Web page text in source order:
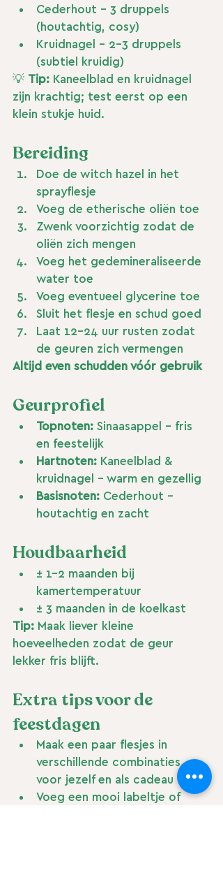
Cederhout – 3 druppels
(houtachtig, cosy)
Kruidnagel – 2–3 druppels
(subtiel kruidig)
💡 Tip: Kaneelblad en kruidnagel
zijn krachtig; test eerst op een
klein stukje huid.
Bereiding
Doe de witch hazel in het
sprayflesje
Voeg de etherische oliën toe
Zwenk voorzichtig zodat de
oliën zich mengen
Voeg het gedemineraliseerde
water toe
Voeg eventueel glycerine toe
Sluit het flesje en schud goed
Laat 12–24 uur rusten zodat
de geuren zich vermengen
Altijd even schudden vóór gebruik
Geurprofiel
Topnoten: Sinaasappel – fris
en feestelijk
Hartnoten: Kaneelblad &
kruidnagel – warm en gezellig
Basisnoten: Cederhout –
houtachtig en zacht
Houdbaarheid
± 1–2 maanden bij
kamertemperatuur
± 3 maanden in de koelkast
Tip: Maak liever kleine
hoeveelheden zodat de geur
lekker fris blijft.
Extra tips voor de
feestdagen
Maak een paar flesjes in
verschillende combinaties
voor jezelf en als cadeau
Voeg een mooi labeltje of